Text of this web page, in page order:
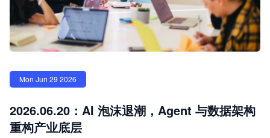
Mon Jun 29 2026
2026.06.20：AI 泡沫退潮，Agent 与数据架构
重构产业底层